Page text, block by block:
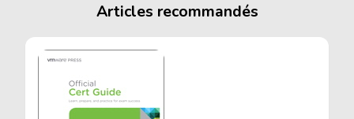
Articles recommandés